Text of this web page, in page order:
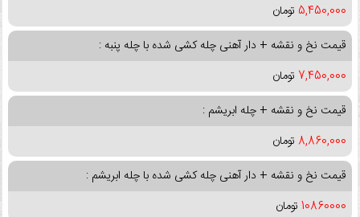
5,450,000 تومان
قیمت نخ و نقشه + دار آهنی چله کشی شده با چله پنبه :
7,450,000 تومان
قیمت نخ و نقشه + چله ابریشم :
8,860,000 تومان
قیمت نخ و نقشه + دار آهنی چله کشی شده با چله ابریشم :
10860000 تومان